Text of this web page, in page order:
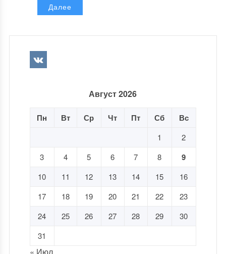
Далее
Август 2026
Пн Вт Ср Чт Пт Сб Вс
1
2
3
4 5 6 7 8 9
10 11 12 13 14 15
16
17
18 19 20 21 22
23
24
25 26 27 28 29
30
31